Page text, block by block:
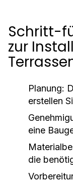
Schritt-
zur
Planung:
erstellen
eine
die